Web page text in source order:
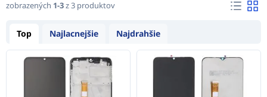
zobrazených 1-3z 3 produktov
Top Najlacnejšie Najdrahšie